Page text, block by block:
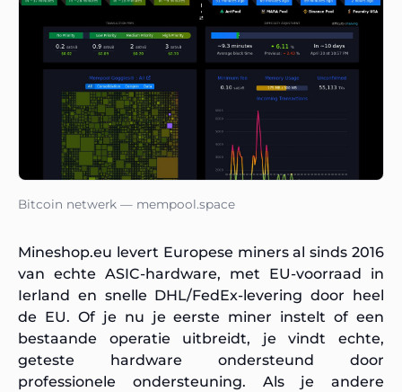
Bitcoin netwerk — mempool.space
Mineshop.eu levert Europese miners al sinds 2016
van echte ASIC-hardware, met EU-voorraad in
Ierland en snelle DHL/FedEx-levering door heel
de EU. Of je nu je eerste miner instelt of een
bestaande operatie uitbreidt, je vindt echte,
geteste hardware ondersteund door
professionele ondersteuning. Als je andere